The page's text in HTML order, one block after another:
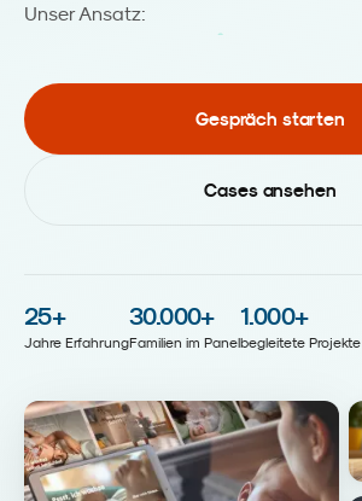
Unser Ansatz:
Gespräch starten
Cases ansehen
25+
Jahre Erfahrung
30.000+
Familien im Panel
1.000+
begleitete Projekte